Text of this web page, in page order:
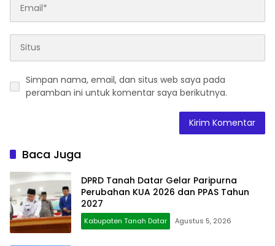
Simpan nama, email, dan situs web saya pada
peramban ini untuk komentar saya berikutnya.
Baca Juga
DPRD Tanah Datar Gelar Paripurna
Perubahan KUA 2026 dan PPAS Tahun
2027
Kabupaten Tanah Datar Agustus 5, 2026